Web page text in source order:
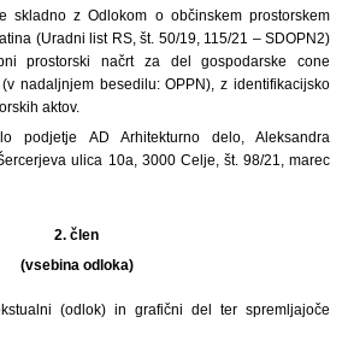
skladno z Odlokom o občinskem prostorskem
(Uradni list RS, št. 50/19, 115/21 – SDOPN2)
prostorski načrt za del gospodarske cone
nadaljnjem besedilu: OPPN), z identifikacijsko
aktov.
podjetje AD Arhitekturno delo, Aleksandra
ulica 10a, 3000 Celje, št. 98/21, marec
2. člen
(vsebina odloka)
(odlok) in grafični del ter spremljajoče